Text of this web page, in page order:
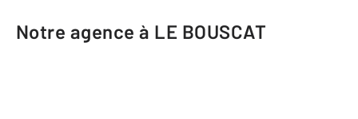
Notre agence à LE BOUSCAT